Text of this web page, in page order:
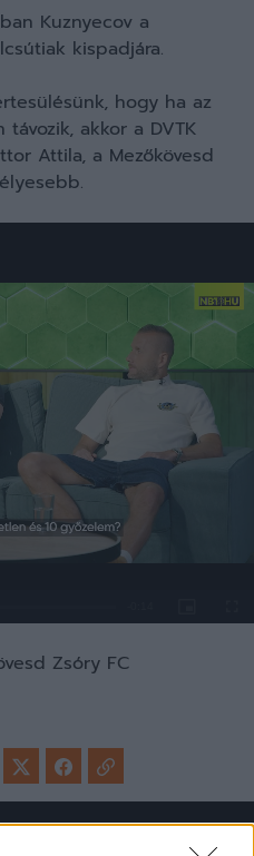
Kuznyecov a
kispadjára.
hogy ha az
akkor a DVTK
Attila, a Mezőkövesd
Zsóry FC